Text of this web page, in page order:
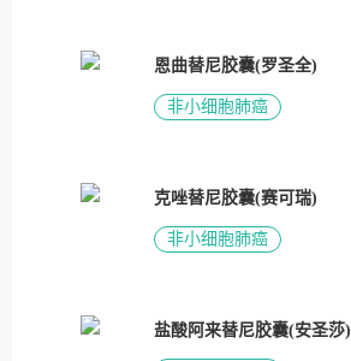
恩曲替尼胶囊(罗圣全)
非小细胞肺癌
克唑替尼胶囊(赛可瑞)
非小细胞肺癌
盐酸阿来替尼胶囊(安圣莎)